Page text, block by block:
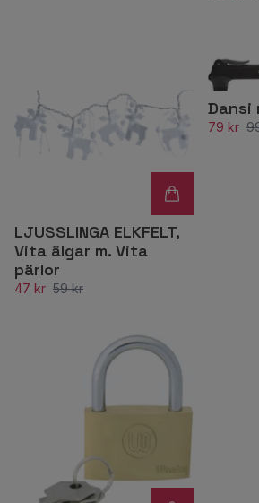
LJUSSLINGA ELKFELT,
Vita älgar m. Vita
pärlor
47 kr 59 kr
Dansi
79 kr